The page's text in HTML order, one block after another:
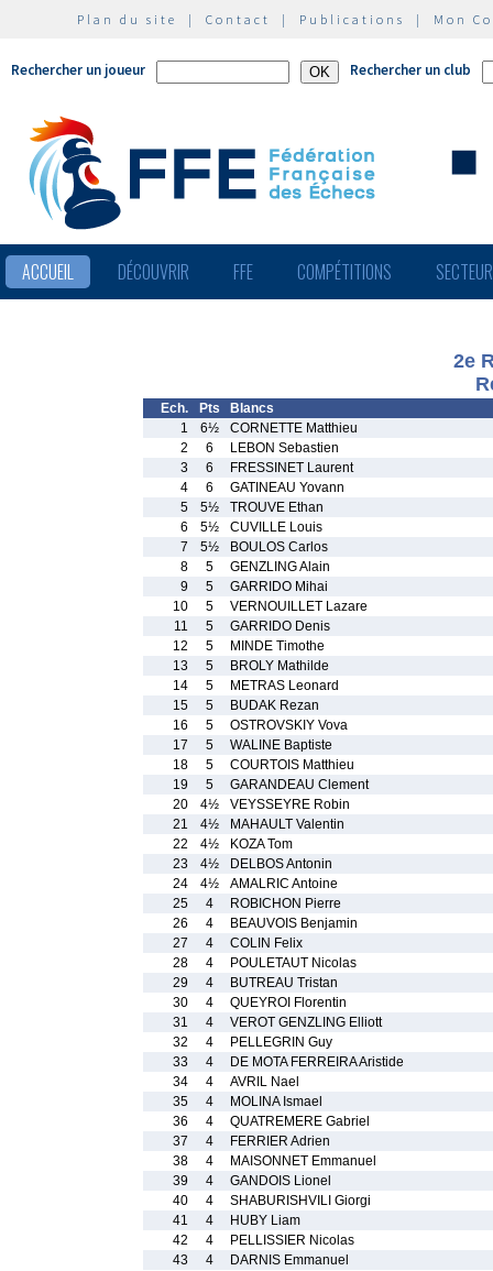
Plan du site | Contact | Publications | Mon
Rechercher un joueur Rechercher un club
ACCUEIL DÉCOUVRIR FFE COMPÉTITIONS
2e
Ech. Pts
Blancs
1
6½
CORNETTE Matthieu
2
6
LEBON Sebastien
3
6
FRESSINET Laurent
4
6
GATINEAU Yovann
5
5½
TROUVE Ethan
6
5½
CUVILLE Louis
7
5½
BOULOS Carlos
8
5
GENZLING Alain
9
5
GARRIDO Mihai
10
5
VERNOUILLET Lazare
11
5
GARRIDO Denis
12
5
MINDE Timothe
13
5
BROLY Mathilde
14
5
METRAS Leonard
15
5
BUDAK Rezan
16
5
OSTROVSKIY Vova
17
5
WALINE Baptiste
18
5
COURTOIS Matthieu
19
5
GARANDEAU Clement
20
4½
VEYSSEYRE Robin
21
4½
MAHAULT Valentin
22
4½
KOZA Tom
23
4½
DELBOS Antonin
24
4½
AMALRIC Antoine
25
4
ROBICHON Pierre
26
4
BEAUVOIS Benjamin
27
4
COLIN Felix
28
4
POULETAUT Nicolas
29
4
BUTREAU Tristan
30
4
QUEYROI Florentin
31
4
VEROT GENZLING Elliott
32
4
PELLEGRIN Guy
33
4
DE MOTA FERREIRA Aristide
34
4
AVRIL Nael
35
4
MOLINA Ismael
36
4
QUATREMERE Gabriel
37
4
FERRIER Adrien
38
4
MAISONNET Emmanuel
39
4
GANDOIS Lionel
40
4
SHABURISHVILI Giorgi
41
4
HUBY Liam
42
4
PELLISSIER Nicolas
43
4
DARNIS Emmanuel